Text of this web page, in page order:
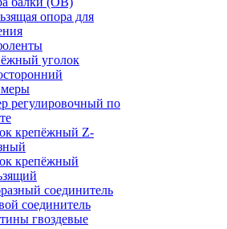
опора для
уголок
регулировочный по
крепёжный Z-
крепёжный
соединитель
соединитель
гвоздевые